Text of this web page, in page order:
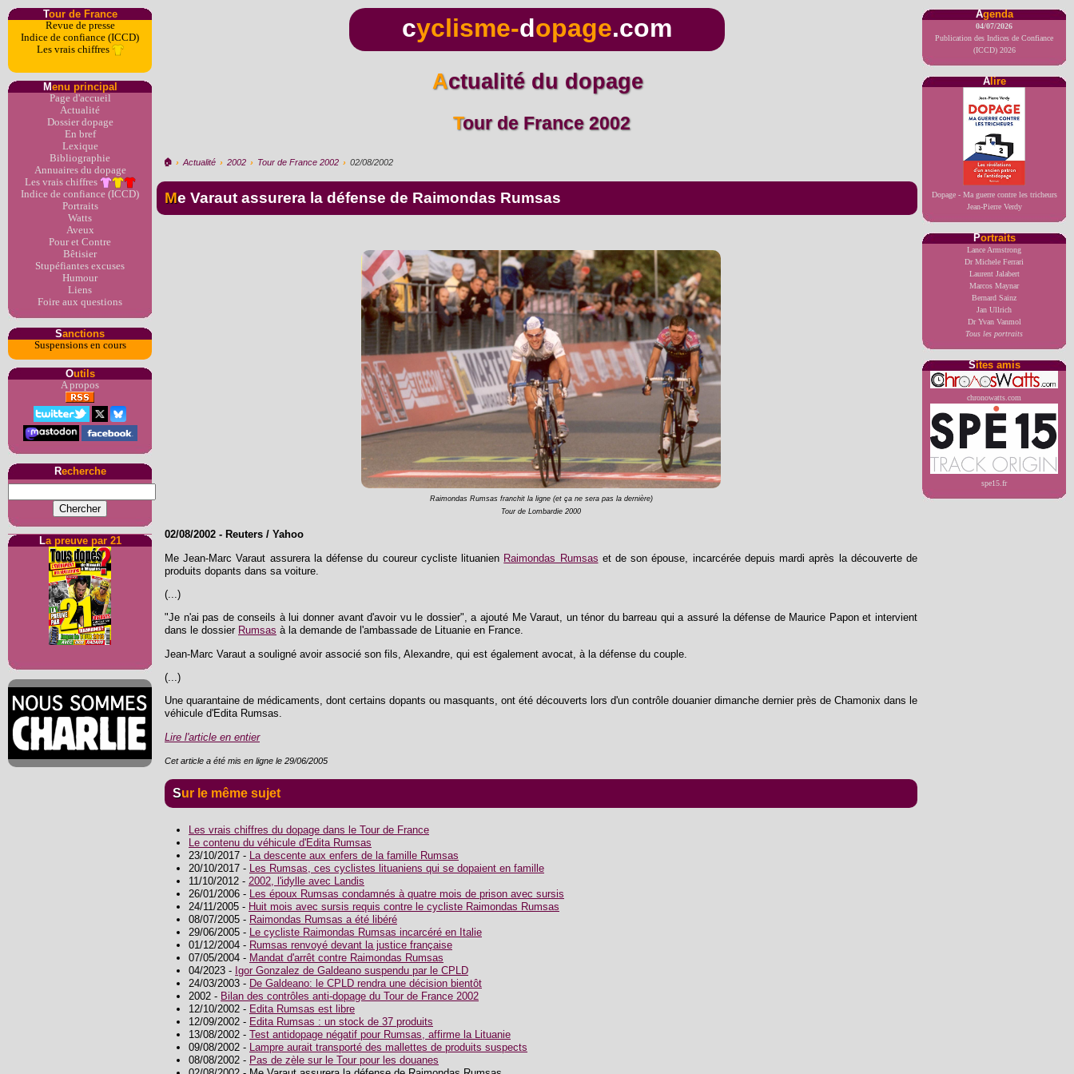
Tour de France
Revue de presse
Indice de confiance (ICCD)
Les vrais chiffres
Menu principal
Page d'accueil
Actualité
Dossier dopage
En bref
Lexique
Bibliographie
Annuaires du dopage
Les vrais chiffres
Indice de confiance (ICCD)
Portraits
Watts
Aveux
Pour et Contre
Bêtisier
Stupéfiantes excuses
Humour
Liens
Foire aux questions
Sanctions
Suspensions en cours
Outils
A propos
Recherche
La preuve par 21
Agenda
04/07/2026
Publication des Indices de Confiance
(ICCD) 2026
Alire
Dopage - Ma guerre contre les tricheurs
Jean-Pierre Verdy
Portraits
Lance Armstrong
Dr Michele Ferrari
Laurent Jalabert
Marcos Maynar
Bernard Sainz
Jan Ullrich
Dr Yvan Vanmol
Tous les portraits
Sites amis
chronowatts.com
spe15.fr
cyclisme-dopage.com
Actualité du dopage
Tour de France 2002
🏠︎ › Actualité › 2002 › Tour de France 2002 › 02/08/2002
Me Varaut assurera la défense de Raimondas Rumsas
Raimondas Rumsas franchit la ligne (et ça ne sera pas la dernière)
Tour de Lombardie 2000
02/08/2002 - Reuters / Yahoo
Me Jean-Marc Varaut assurera la défense du coureur cycliste lituanien Raimondas Rumsas et de son épouse, incarcérée depuis mardi après la découverte de
produits dopants dans sa voiture.
(...)
"Je n'ai pas de conseils à lui donner avant d'avoir vu le dossier", a ajouté Me Varaut, un ténor du barreau qui a assuré la défense de Maurice Papon et intervient
dans le dossier Rumsas à la demande de l'ambassade de Lituanie en France.
Jean-Marc Varaut a souligné avoir associé son fils, Alexandre, qui est également avocat, à la défense du couple.
(...)
Une quarantaine de médicaments, dont certains dopants ou masquants, ont été découverts lors d'un contrôle douanier dimanche dernier près de Chamonix dans le
véhicule d'Edita Rumsas.
Lire l'article en entier
Cet article a été mis en ligne le 29/06/2005
Sur le même sujet
Les vrais chiffres du dopage dans le Tour de France
Le contenu du véhicule d'Edita Rumsas
23/10/2017 -
La descente aux enfers de la famille Rumsas
20/10/2017 -
Les Rumsas, ces cyclistes lituaniens qui se dopaient en famille
11/10/2012 - 2002, l'idylle avec Landis
26/01/2006 -
Les époux Rumsas condamnés à quatre mois de prison avec sursis
24/11/2005 - Huit mois avec sursis requis contre le cycliste Raimondas Rumsas
08/07/2005 - Raimondas Rumsas a été libéré
29/06/2005 -
Le cycliste Raimondas Rumsas incarcéré en Italie
01/12/2004 - Rumsas renvoyé devant la justice française
07/05/2004 - Mandat d'arrêt contre Raimondas Rumsas
04/2023 - Igor Gonzalez de Galdeano suspendu par le CPLD
24/03/2003 - De Galdeano: le CPLD rendra une décision bientôt
2002 - Bilan des contrôles anti-dopage du Tour de France 2002
12/10/2002 - Edita Rumsas est libre
12/09/2002 - Edita Rumsas : un stock de 37 produits
13/08/2002 - Test antidopage négatif pour Rumsas, affirme la Lituanie
09/08/2002 -
Lampre aurait transporté des mallettes de produits suspects
08/08/2002 - Pas de zèle sur le Tour pour les douanes